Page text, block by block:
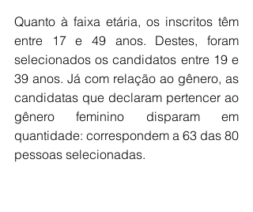
Quanto à faixa etária, os inscritos têm
entre 17 e 49 anos. Destes, foram
selecionados os candidatos entre 19 e
39 anos. Já com relação ao gênero, as
candidatas que declaram pertencer ao
gênero feminino disparam em
quantidade: correspondem a 63 das 80
pessoas selecionadas.